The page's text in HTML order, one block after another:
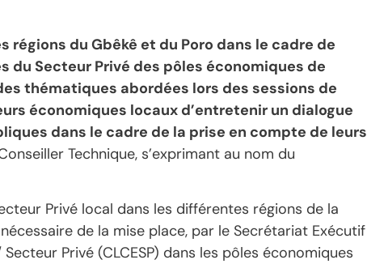
du Gbêkê et du Poro dans le cadre de
Secteur Privé des pôles économiques de
thématiques abordées lors des sessions de
économiques locaux d’entretenir un dialogue
dans le cadre de la prise en compte de leurs
Technique, s’exprimant au nom du
Privé local dans les différentes régions de la
de la mise place, par le Secrétariat Exécutif
Privé (CLCESP) dans les pôles économiques